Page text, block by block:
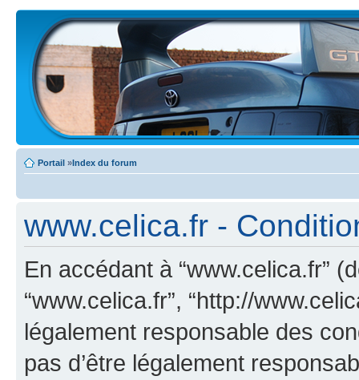
Portail »Index du forum
www.celica.fr -
En accédant à “www.celica.fr”
“www.celica.fr”, “http://
légalement responsable des
pas d’être légalement